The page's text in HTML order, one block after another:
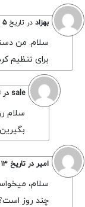
بهزاد در تاریخ۵ اردیبهشت ۱۴۰۳
سلام. من
برای تنظیم
sale در
بگیرین
امیر در تاریخ ۱۳ مهر ۱۳۹۶
سلام،
چند روز